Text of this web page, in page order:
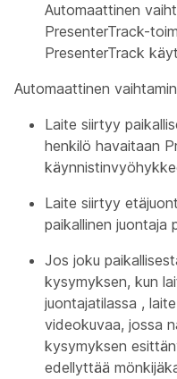
Automaattinen
PresenterTrack-
PresenterTrack
Automaattinen
Laite siirtyy
henkilö havaitaan
Laite siirtyy
paikallinen juontaja
Jos joku
kysymyksen, kun
juontajatilassa ,
videokuvaa, jossa
kysymyksen
edellyttää